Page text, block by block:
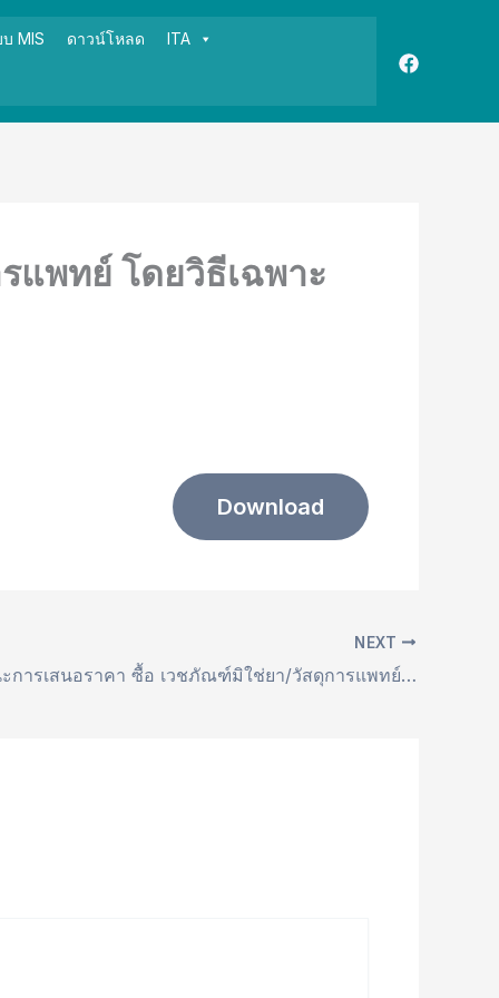
MIS ดาวน์โหลด ITA
แพทย์ โดยวิธีเฉพาะ
Download
NEXT
ประกาศผู้ชนะการเสนอราคา ซื้อ เวชภัณฑ์มิใช่ยา/วัสดุการแพทย์ โดยวิธีเฉพาะเจาะจง